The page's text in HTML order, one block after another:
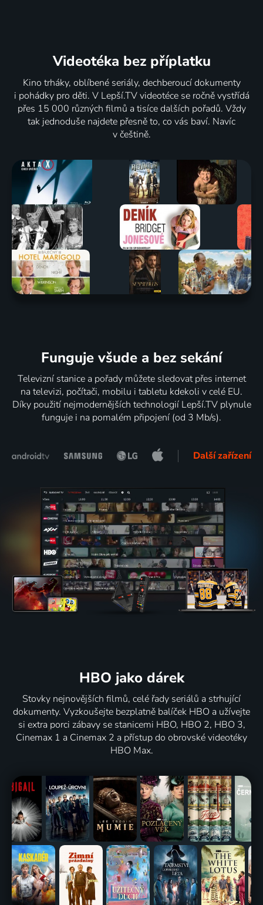
Videotéka bez příplatku
Kino trháky, oblíbené seriály, dechberoucí dokumenty
i pohádky pro děti. V Lepší.TV videotéce se ročně vystřídá
přes 15 000 různých filmů a tisíce dalších pořadů. Vždy
tak jednoduše najdete přesně to, co vás baví. Navíc
v češtině.
Funguje všude a bez sekání
Televizní stanice a pořady můžete sledovat přes internet
na televizi, počítači, mobilu i tabletu kdekoli v celé EU.
Díky použití nejmodernějších technologií Lepší.TV plynule
funguje i na pomalém připojení (od 3 Mb/s).
Další zařízení
HBO jako dárek
Stovky nejnovějších filmů, celé řady seriálů a strhující
dokumenty. Vyzkoušejte bezplatně balíček HBO a užívejte
si extra porci zábavy se stanicemi HBO, HBO 2, HBO 3,
Cinemax 1 a Cinemax 2 a přístup do obrovské videotéky
HBO Max.